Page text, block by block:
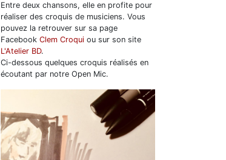
Entre deux chansons, elle en profite pour
réaliser des croquis de musiciens. Vous
pouvez la retrouver sur sa page
Facebook Clem Croqui ou sur son site
L'Atelier BD.
Ci-dessous quelques croquis réalisés en
écoutant par notre Open Mic.